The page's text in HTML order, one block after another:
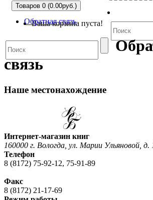
Товаров 0 (0.00руб.)
Ваша корзина пуста!
Обратная связь
связь
Наше местонахождение
Интернет-магазин книг
160000 г. Вологда, ул. Марии Ульяновой, д.
Телефон
8 (8172) 75-92-12, 75-91-89
Факс
8 (8172) 21-17-69